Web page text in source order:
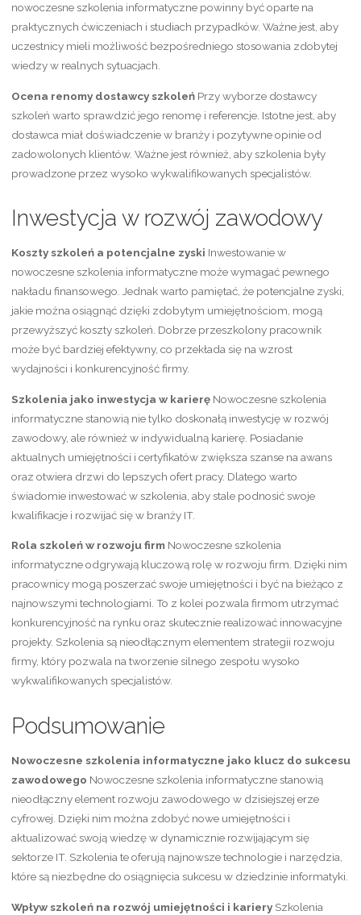
nowoczesne szkolenia informatyczne powinny być oparte na
praktycznych ćwiczeniach i studiach przypadków. Ważne jest, aby
uczestnicy mieli możliwość bezpośredniego stosowania zdobytej
wiedzy w realnych sytuacjach.
Ocena renomy dostawcy szkoleńPrzy wyborze dostawcy
szkoleń warto sprawdzić jego renomę i referencje. Istotne jest, aby
dostawca miał doświadczenie w branży i pozytywne opinie od
zadowolonych klientów. Ważne jest również, aby szkolenia były
prowadzone przez wysoko wykwalifikowanych specjalistów.
Inwestycja w rozwój zawodowy
Koszty szkoleń a potencjalne zyski Inwestowanie w
nowoczesne szkolenia informatyczne może wymagać pewnego
nakładu finansowego. Jednak warto pamiętać, że potencjalne zyski,
jakie można osiągnąć dzięki zdobytym umiejętnościom, mogą
przewyższyć koszty szkoleń. Dobrze przeszkolony pracownik
może być bardziej efektywny, co przekłada się na wzrost
wydajności i konkurencyjność firmy.
Szkolenia jako inwestycja w karieręNowoczesne szkolenia
informatyczne stanowią nie tylko doskonałą inwestycję w rozwój
zawodowy, ale również w indywidualną karierę. Posiadanie
aktualnych umiejętności i certyfikatów zwiększa szanse na awans
oraz otwiera drzwi do lepszych ofert pracy. Dlatego warto
świadomie inwestować w szkolenia, aby stale podnosić swoje
kwalifikacje i rozwijać się w branży IT.
Rola szkoleń w rozwoju firmNowoczesne szkolenia
informatyczne odgrywają kluczową rolę w rozwoju firm. Dzięki nim
pracownicy mogą poszerzać swoje umiejętności i być na bieżąco z
najnowszymi technologiami. To z kolei pozwala firmom utrzymać
konkurencyjność na rynku oraz skutecznie realizować innowacyjne
projekty. Szkolenia są nieodłącznym elementem strategii rozwoju
firmy, który pozwala na tworzenie silnego zespołu wysoko
wykwalifikowanych specjalistów.
Podsumowanie
Nowoczesne szkolenia informatyczne jako klucz do sukcesu
zawodowego Nowoczesne szkolenia informatyczne stanowią
nieodłączny element rozwoju zawodowego w dzisiejszej erze
cyfrowej. Dzięki nim można zdobyć nowe umiejętności i
aktualizować swoją wiedzę w dynamicznie rozwijającym się
sektorze IT. Szkolenia te oferują najnowsze technologie i narzędzia,
które są niezbędne do osiągnięcia sukcesu w dziedzinie informatyki.
Wpływ szkoleń na rozwój umiejętności i karierySzkolenia